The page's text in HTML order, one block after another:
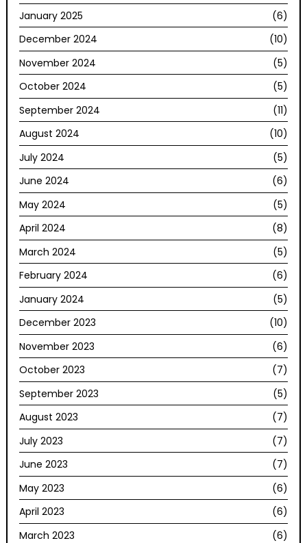
January 2025
(6)
December 2024
(10)
November 2024
(5)
October 2024
(5)
September 2024
(11)
August 2024
(10)
July 2024
(5)
June 2024
(6)
May 2024
(5)
April 2024
(8)
March 2024
(5)
February 2024
(6)
January 2024
(5)
December 2023
(10)
November 2023
(6)
October 2023
(7)
September 2023
(5)
August 2023
(7)
July 2023
(7)
June 2023
(7)
May 2023
(6)
April 2023
(6)
March 2023
(6)